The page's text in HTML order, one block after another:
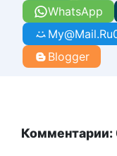
WhatsApp
My@Mail.Ru
Blogger
Комментарии: